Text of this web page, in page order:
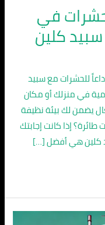
في
للحشرات مع سبيد
في منزلك أو مكان
يضمن لك بيئة نظيفة
إذا كانت إجابتك
كلين هي أفضل […]